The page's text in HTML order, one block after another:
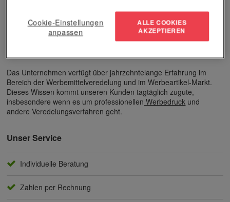
Das Unternehmen verfügt über jahrzehntelange Erfahrung im
Bereich der Werbemittelveredelung und im Werbeartikel-Markt.
Dieses Wissen kommt unseren Kunden tagtäglich zugute,
insbesondere wenn es um professionellen Werbedruck und
andere Veredelungsverfahren geht.
Unser Service
Individuelle Beratung
Zahlen per Rechnung
Cookie-Einstellungen
anpassen
ALLE COOKIES
AKZEPTIEREN